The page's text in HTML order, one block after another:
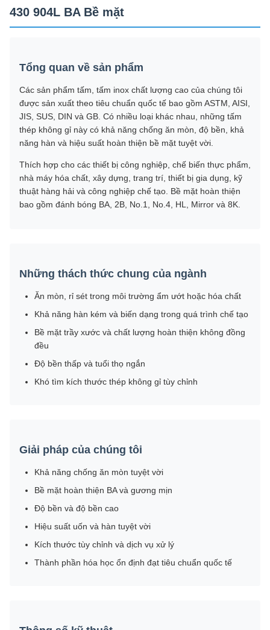
430 904L BA Bề mặt
Tổng quan về sản phẩm
Các sản phẩm tấm, tấm inox chất lượng cao của chúng tôi
được sản xuất theo tiêu chuẩn quốc tế bao gồm ASTM, AISI,
JIS, SUS, DIN và GB. Có nhiều loại khác nhau, những tấm
thép không gỉ này có khả năng chống ăn mòn, độ bền, khả
năng hàn và hiệu suất hoàn thiện bề mặt tuyệt vời.
Thích hợp cho các thiết bị công nghiệp, chế biến thực phẩm,
nhà máy hóa chất, xây dựng, trang trí, thiết bị gia dụng, kỹ
thuật hàng hải và công nghiệp chế tạo. Bề mặt hoàn thiện
bao gồm đánh bóng BA, 2B, No.1, No.4, HL, Mirror và 8K.
Những thách thức chung của ngành
Ăn mòn, rỉ sét trong môi trường ẩm ướt hoặc hóa chất
Khả năng hàn kém và biến dạng trong quá trình chế tạo
Bề mặt trầy xước và chất lượng hoàn thiện không đồng
đều
Độ bền thấp và tuổi thọ ngắn
Khó tìm kích thước thép không gỉ tùy chỉnh
Giải pháp của chúng tôi
Khả năng chống ăn mòn tuyệt vời
Bề mặt hoàn thiện BA và gương mịn
Độ bền và độ bền cao
Hiệu suất uốn và hàn tuyệt vời
Kích thước tùy chỉnh và dịch vụ xử lý
Thành phần hóa học ổn định đạt tiêu chuẩn quốc tế